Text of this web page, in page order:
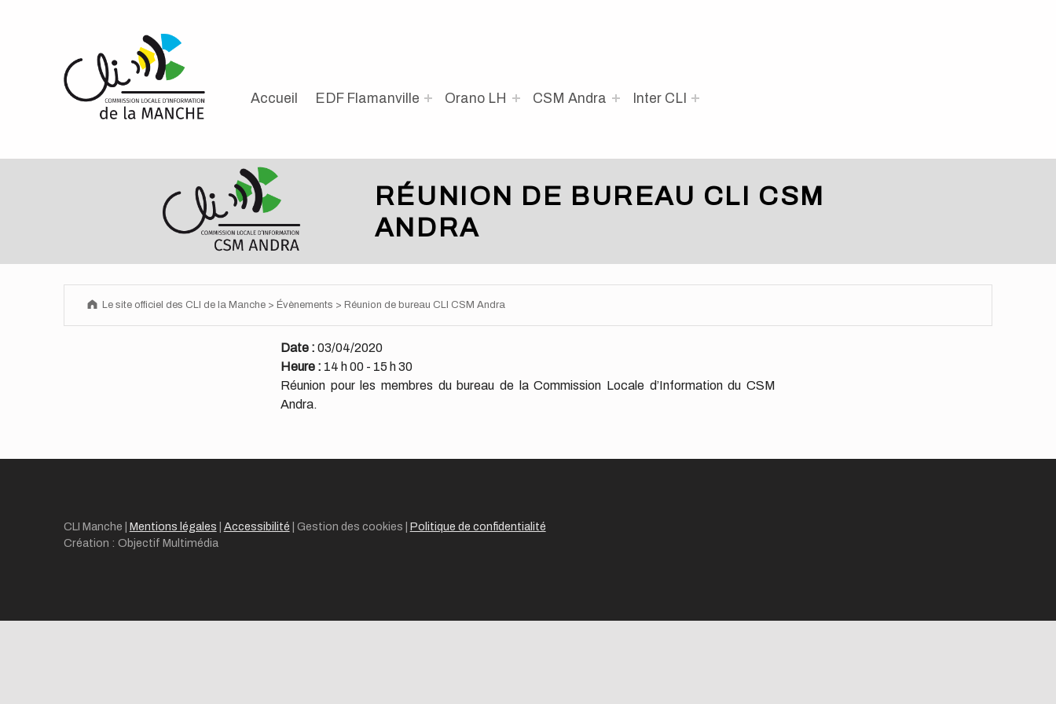
Accueil EDF Flamanville Orano LH CSM Andra Inter CLI
RÉUNION DE BUREAU CLI CSM
ANDRA
Le site officiel des CLI de la Manche > Évènements > Réunion de bureau CLI CSM Andra
Date : 03/04/2020
Heure : 14 h 00 - 15 h 30
Réunion pour les membres du bureau de la Commission Locale d’Information du CSM
Andra.
CLI Manche | Mentions légales Accessibilité Gestion des cookies
Politique de confidentialité
Création : Objectif Multimédia